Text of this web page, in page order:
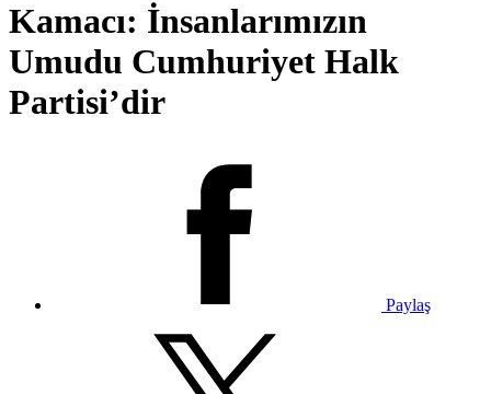
Kamacı: İnsanlarımızın
Umudu Cumhuriyet Halk
Partisi’dir
Paylaş